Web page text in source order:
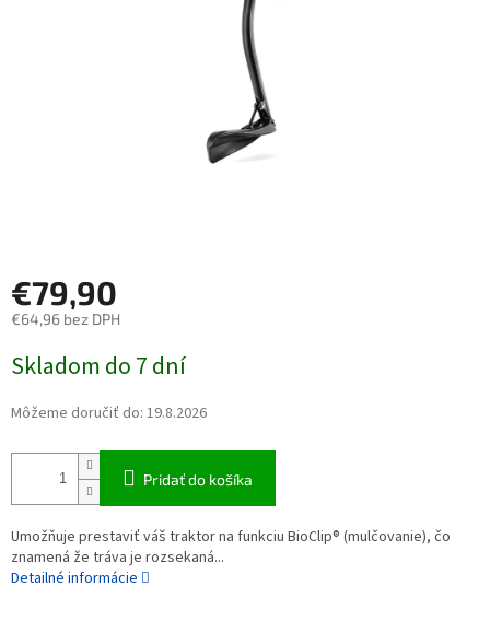
€79,90
€64,96 bez DPH
Skladom do 7 dní
Môžeme doručiť do: 19.8.2026
Pridať do košíka
Umožňuje prestaviť váš traktor na funkciu BioClip® (mulčovanie), čo
znamená že tráva je rozsekaná...
Detailné informácie